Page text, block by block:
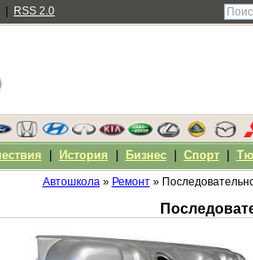
Автошкола» Ремонт»
RSS 2.0
История Бизнес| Спорт|